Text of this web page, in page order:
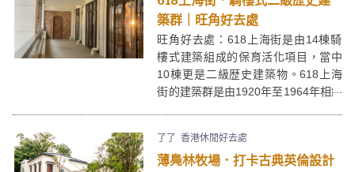
築群｜旺角好去處
旺角好去處：618上海街是由14棟騎
樓式建築組成的保育活化項目，當中
10棟更是二級歴史建築物。618上海
街的建築群是由1920年至1964年相繼
回戰前的歷史痕跡。
了了 香港休閒好去處
薄鳧林牧場．打卡古典英倫設計